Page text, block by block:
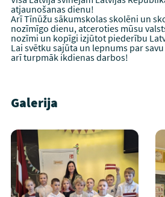
atjaunošanas dienu!
Arī Tīnūžu sākumskolas skolēni un
nozīmīgo dienu, atceroties mūsu
nozīmi un kopīgi izjūtot piederību
Lai svētku sajūta un lepnums par
arī turpmāk ikdienas darbos!
Galerija